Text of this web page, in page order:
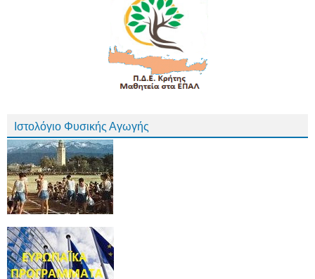
Ιστολόγιο Φυσικής Αγωγής